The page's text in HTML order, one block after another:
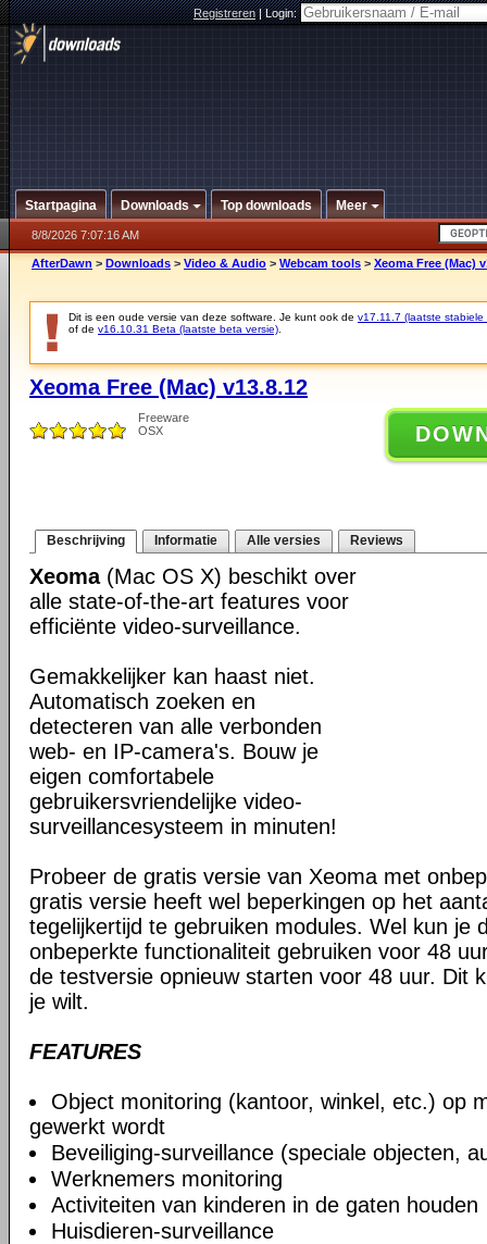
Registreren|Login:
Startpagina Downloads Top downloads Meer
8/8/2026 7:07:16 AM
AfterDawn > Downloads > Video & Audio > Webcam tools > Xeoma Free (Mac)
Dit is een oude versie van deze software. Je kunt ook de v17.11.7 (laatste stabiele
of de v16.10.31 Beta (laatste beta versie)
Xeoma Free (Mac) v13.8.12
Freeware
OSX
Beschrijving Informatie Alle versies Reviews
Xeoma(Mac OS X) beschikt over
alle state-of-the-art features voor
efficiënte video-surveillance.
Gemakkelijker kan haast niet.
Automatisch zoeken en
detecteren van alle verbonden
web- en IP-camera's. Bouw je
eigen comfortabele
gebruikersvriendelijke video-
surveillancesysteem in minuten!
Probeer de gratis versie van Xeoma met
gratis versie heeft wel beperkingen op het
tegelijkertijd te gebruiken modules. Wel kun je
onbeperkte functionaliteit gebruiken voor 48
de testversie opnieuw starten voor 48 uur. Dit
je wilt.
FEATURES
Object monitoring (kantoor, winkel, etc.) op
gewerkt wordt
Beveiliging-surveillance (speciale objecten,
Werknemers monitoring
Activiteiten van kinderen in de gaten houden
Huisdieren-surveillance